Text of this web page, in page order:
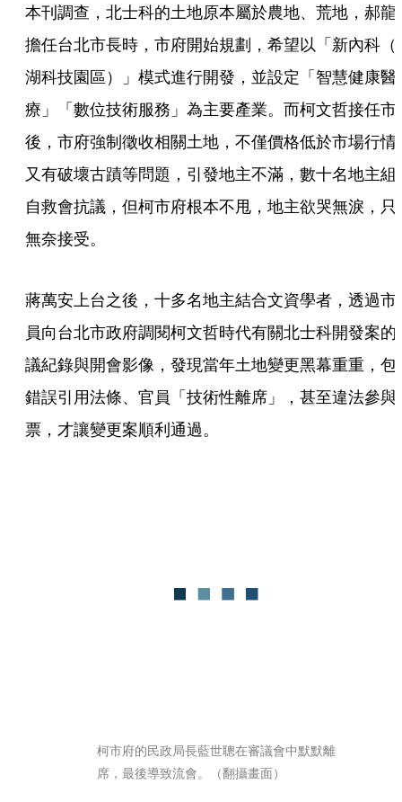
本刊調查，北士科的土地原本屬於農地、荒地，郝龍
擔任台北市長時，市府開始規劃，希望以「新內科（
湖科技園區）」模式進行開發，並設定「智慧健康醫
療」「數位技術服務」為主要產業。而柯文哲接任市
後，市府強制徵收相關土地，不僅價格低於市場行情
又有破壞古蹟等問題，引發地主不滿，數十名地主組
自救會抗議，但柯市府根本不甩，地主欲哭無淚，只
無奈接受。
蔣萬安上台之後，十多名地主結合文資學者，透過市
員向台北市政府調閱柯文哲時代有關北士科開發案的
議紀錄與開會影像，發現當年土地變更黑幕重重，包
錯誤引用法條、官員「技術性離席」，甚至違法參與
票，才讓變更案順利通過。
柯市府的民政局長藍世聰在審議會中默默離
席，最後導致流會。（翻攝畫面）